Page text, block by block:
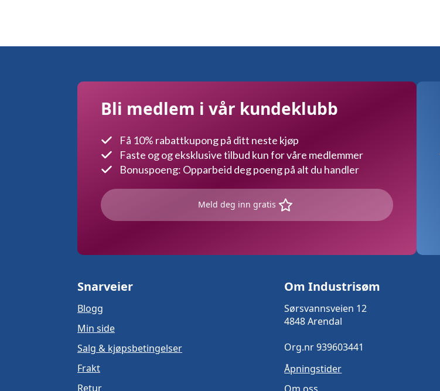
Bli medlem i vår kundeklubb
Få 10% rabattkupong på ditt neste kjøp
Faste og og eksklusive tilbud kun for våre medlemmer
Bonuspoeng: Opparbeid deg poeng på alt du handler
Meld deg inn gratis
Snarveier
Blogg
Min side
Salg & kjøpsbetingelser
Frakt
Retur
Om Industrisøm
Sørsvannsveien 12
4848 Arendal
Org.nr 939603441
Åpningstider